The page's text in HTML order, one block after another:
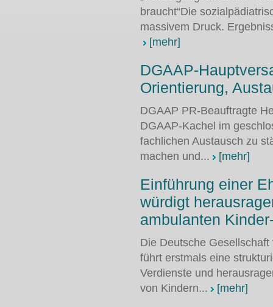
braucht“Die
massivem Druck.
[mehr]
DGAAP-
Orientierung,
DGAAP PR-Beauftragte
DGAAP-Kachel im
fachlichen Austausch zu
machen und...
[mehr]
Einführung einer
würdigt
ambulanten
Die Deutsche
führt erstmals eine
Verdienste und
von Kindern...
[mehr]